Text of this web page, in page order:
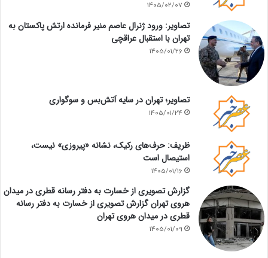
1405/02/07
تصاویر: ورود ژنرال عاصم منیر فرمانده ارتش پاکستان به
تهران با استقبال عراقچی
1405/01/26
تصاویر؛ تهران در سایه آتش‌بس و سوگواری
1405/01/24
ظریف: حرف‌های رکیک، نشانه «پیروزی» نیست،
استیصال است
1405/01/16
گزارش تصویری از خسارت به دفتر رسانه قطری در میدان
هروی تهران گزارش تصویری از خسارت به دفتر رسانه
قطری در میدان هروی تهران
1405/01/09